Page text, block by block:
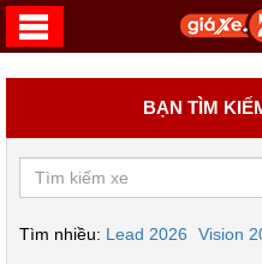
BẠN TÌM
Tìm nhiều: Lead 2026 Vision